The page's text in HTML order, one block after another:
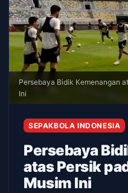
Persebaya Bidik Kemenangan
Ini
SEPAKBOLA INDONESIA
Persebaya
atas Persik
Musim Ini